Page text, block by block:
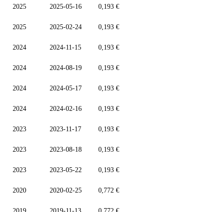
2025 2025-05-16 0,193 €
2025 2025-02-24 0,193 €
2024 2024-11-15 0,193 €
2024 2024-08-19 0,193 €
2024 2024-05-17 0,193 €
2024 2024-02-16 0,193 €
2023 2023-11-17 0,193 €
2023 2023-08-18 0,193 €
2023 2023-05-22 0,193 €
2020 2020-02-25 0,772 €